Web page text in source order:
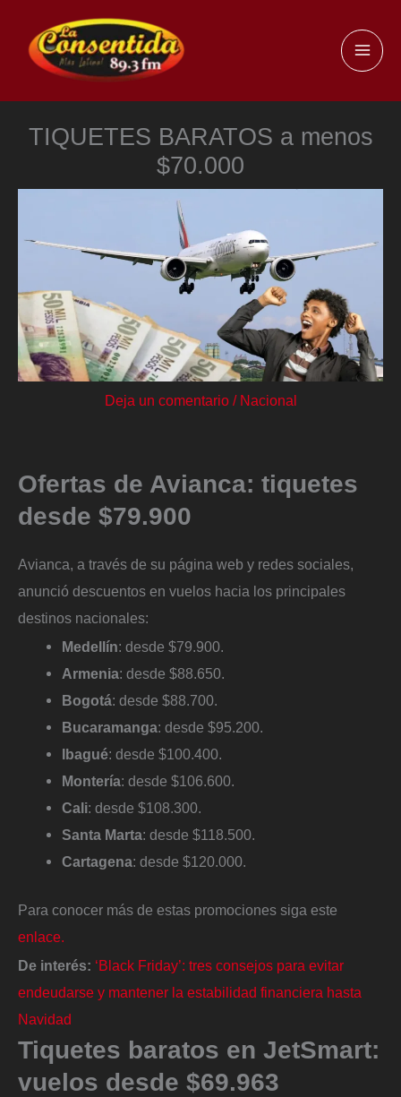
contenido
TIQUETES BARATOS a menos
$70.000
Deja un comentario / Nacional
Ofertas de Avianca: tiquetes
desde $79.900
Avianca, a través de su página web y redes sociales,
anunció descuentos en vuelos hacia los principales
destinos nacionales:
Medellín: desde $79.900.
Armenia: desde $88.650.
Bogotá: desde $88.700.
Bucaramanga: desde $95.200.
Ibagué: desde $100.400.
Montería: desde $106.600.
Cali: desde $108.300.
Santa Marta: desde $118.500.
Cartagena: desde $120.000.
Para conocer más de estas promociones siga este
enlace.
De interés: ‘Black Friday’: tres consejos para evitar
endeudarse y mantener la estabilidad financiera hasta
Navidad
Tiquetes baratos en JetSmart:
vuelos desde $69.963